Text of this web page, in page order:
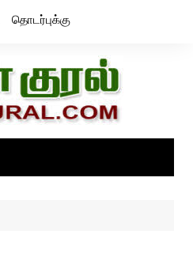
தொடர்புக்கு